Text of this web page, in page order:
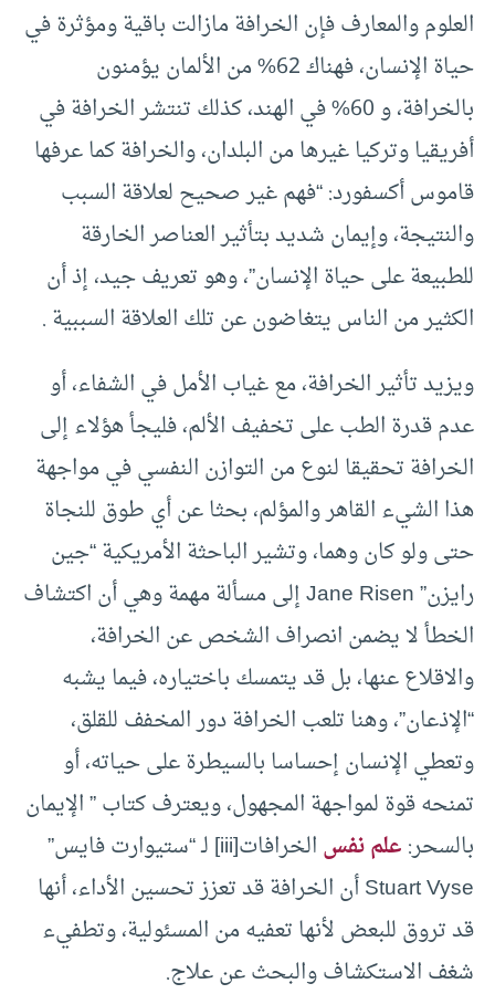
العلوم والمعارف فإن الخرافة مازالت باقية ومؤثرة في
حياة الإنسان، فهناك 62% من الألمان يؤمنون
بالخرافة، و 60% في الهند، كذلك تنتشر الخرافة في
أفريقيا وتركيا غيرها من البلدان، والخرافة كما عرفها
قاموس أكسفورد: “فهم غير صحيح لعلاقة السبب
والنتيجة، وإيمان شديد بتأثير العناصر الخارقة
للطبيعة على حياة الإنسان”، وهو تعريف جيد، إذ أن
الكثير من الناس يتغاضون عن تلك العلاقة السببية .
ويزيد تأثير الخرافة، مع غياب الأمل في الشفاء، أو
عدم قدرة الطب على تخفيف الألم، فليجأ هؤلاء إلى
الخرافة تحقيقا لنوع من التوازن النفسي في مواجهة
هذا الشيء القاهر والمؤلم، بحثا عن أي طوق للنجاة
حتى ولو كان وهما، وتشير الباحثة الأمريكية “جين
رايزن” Jane Risen إلى مسألة مهمة وهي أن اكتشاف
الخطأ لا يضمن انصراف الشخص عن الخرافة،
والاقلاع عنها، بل قد يتمسك باختياره، فيما يشبه
“الإذعان”، وهنا تلعب الخرافة دور المخفف للقلق،
وتعطي الإنسان إحساسا بالسيطرة على حياته، أو
تمنحه قوة لمواجهة المجهول، ويعترف كتاب ” الإيمان
بالسحر:علم نفس
الخرافات[iii] لـ “ستيوارت فايس”
Stuart Vyse أن الخرافة قد تعزز تحسين الأداء، أنها
قد تروق للبعض لأنها تعفيه من المسئولية، وتطفيء
شغف الاستكشاف والبحث عن علاج.